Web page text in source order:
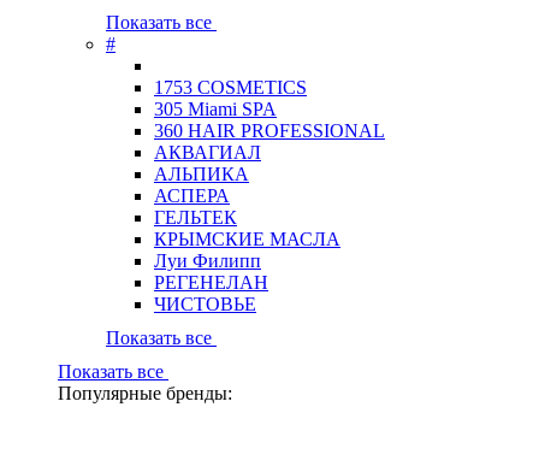
Показать все
#
1753 COSMETICS
305 Miami SPA
360 HAIR PROFESSIONAL
АКВАГИАЛ
АЛЬПИКА
АСПЕРА
ГЕЛЬТЕК
КРЫМСКИЕ МАСЛА
Луи Филипп
РЕГЕНЕЛАН
ЧИСТОВЬЕ
Показать все
Показать все
Популярные бренды: